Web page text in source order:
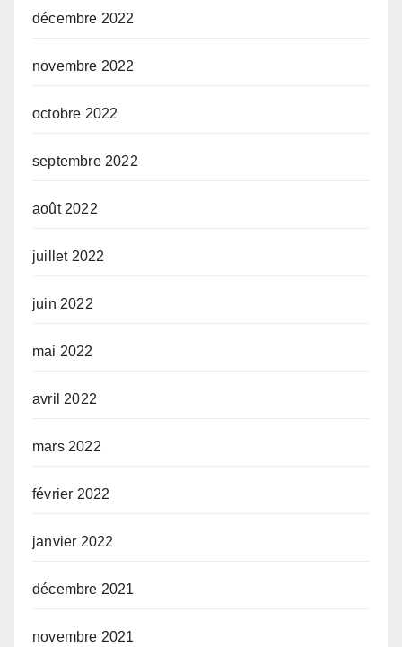
décembre 2022
novembre 2022
octobre 2022
septembre 2022
août 2022
juillet 2022
juin 2022
mai 2022
avril 2022
mars 2022
février 2022
janvier 2022
décembre 2021
novembre 2021